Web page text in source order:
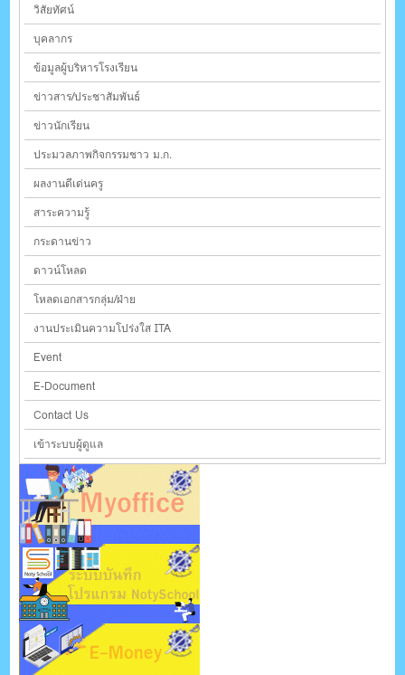
วิสัยทัศน์
บุคลากร
ข้อมูลผู้บริหารโรงเรียน
ข่าวสาร/ประชาสัมพันธ์
ข่าวนักเรียน
ประมวลภาพกิจกรรมชาว ม.ก.
ผลงานดีเด่นครู
สาระความรู้
กระดานข่าว
ดาวน์โหลด
โหลดเอกสารกลุ่ม/ฝ่าย
งานประเมินความโปร่งใส ITA
Event
E-Document
Contact Us
เข้าระบบผู้ดูแล